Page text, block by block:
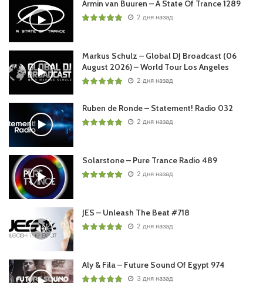
Armin van Buuren – A State Of Trance 1289
2 дня назад
Markus Schulz – Global DJ Broadcast (06
August 2026) – World Tour Los Angeles
2 дня назад
Ruben de Ronde – Statement! Radio 032
2 дня назад
Solarstone – Pure Trance Radio 489
2 дня назад
JES – Unleash The Beat #718
2 дня назад
Aly & Fila – Future Sound Of Egypt 974
3 дня назад